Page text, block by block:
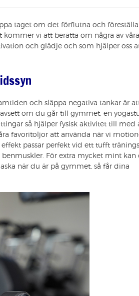
taget om det förflutna och
kommer vi att berätta om några av våra
och glädje och som hjälper oss
och släppa negativa tankar är
om du går till gymmet, en
så hjälper fysisk aktivitet till med
favoritoljor att använda när vi
passar perfekt vid ett tufft
benmuskler. För extra mycket mint kan
när du är på gymmet, så får dina